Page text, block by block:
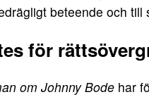
beteende och
för
om Johnny Bode har